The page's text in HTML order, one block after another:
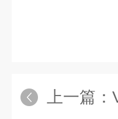
上一篇：